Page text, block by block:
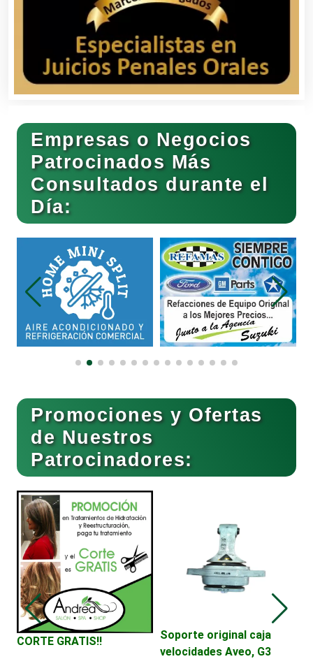
Banquetes
Bares y Cantinas
Basculas
Bebidas
Belleza
Bordados y Estampados
Boutiques
Buceo
Cafeterías
Cajas de Ahorro
Cámaras de Comercio
Camiones para Fletes
Empresas o Negocios
Patrocinados Más
Consultados durante el
Día:
Promociones y Ofertas
de Nuestros
Patrocinadores:
CORTE GRATIS!!
Soporte original caja
velocidades Aveo, G3